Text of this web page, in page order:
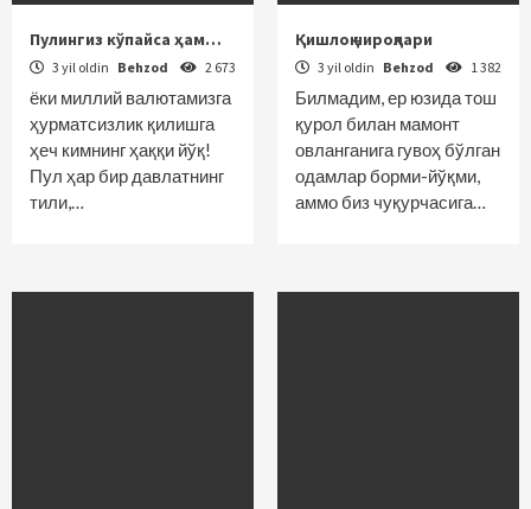
Пулингиз кўпайса ҳам…
3 yil oldin Behzod 2 673
ёки миллий валютамизга
ҳурматсизлик қилишга
ҳеч кимнинг ҳаққи йўқ!
Пул ҳар бир давлатнинг
тили,…
Қишлоқ чироқлари
3 yil oldin Behzod 1 382
Билмадим, ер юзида тош
қурол билан мамонт
овланганига гувоҳ бўлган
одамлар борми-йўқми,
аммо биз чуқурчасига…